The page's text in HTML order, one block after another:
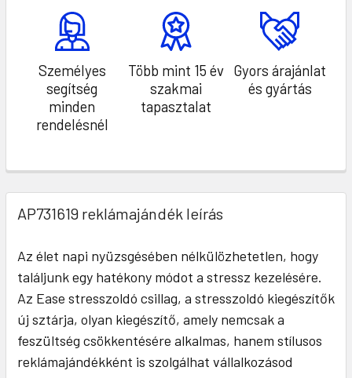
Személyes
segítség
minden
rendelésnél
Több mint 15 év
szakmai
tapasztalat
Gyors árajánlat
és gyártás
AP731619 reklámajándék leírás
Az élet napi nyüzsgésében nélkülözhetetlen, hogy
találjunk egy hatékony módot a stressz kezelésére.
Az Ease stresszoldó csillag, a stresszoldó kiegészítők
új sztárja, olyan kiegészítő, amely nemcsak a
feszültség csökkentésére alkalmas, hanem stílusos
reklámajándékként is szolgálhat vállalkozásod